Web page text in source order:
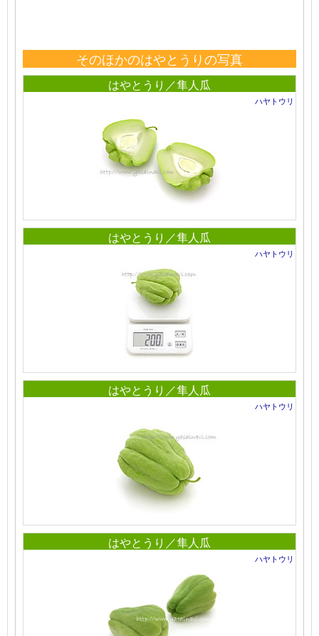
そのほかのはやとうりの写真
はやとうり／隼人瓜
ハヤトウリ
はやとうり／隼人瓜
ハヤトウリ
はやとうり／隼人瓜
ハヤトウリ
はやとうり／隼人瓜
ハヤトウリ